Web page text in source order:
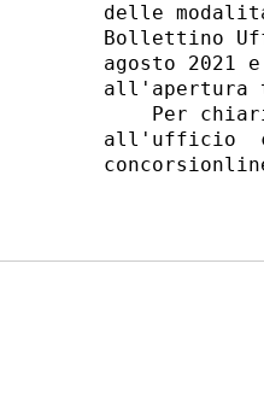
delle
Bollettino
agosto
all'apertura
Per
all'ufficio